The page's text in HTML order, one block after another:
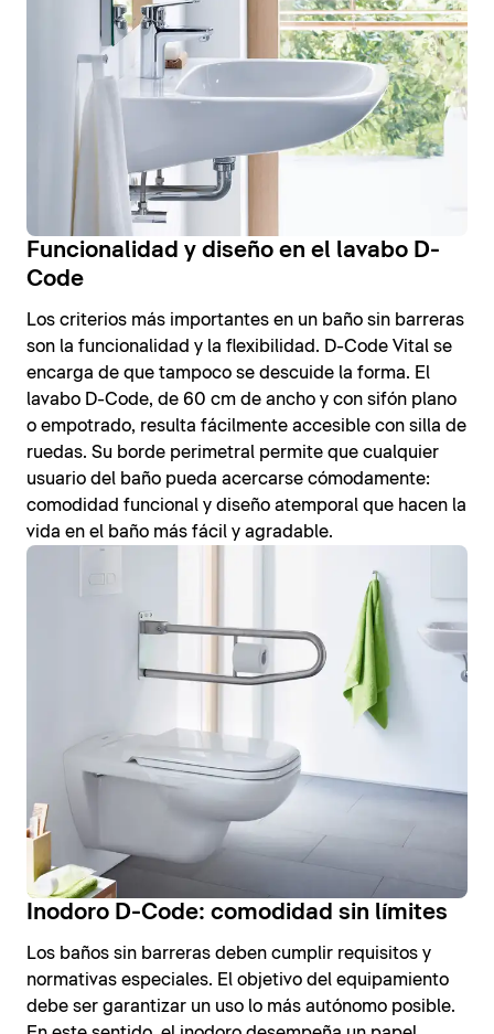
Funcionalidad y diseño en el lavabo D-
Code
Los criterios más importantes en un baño sin barreras
son la funcionalidad y la flexibilidad. D-Code Vital se
encarga de que tampoco se descuide la forma. El
lavabo D-Code, de 60 cm de ancho y con sifón plano
o empotrado, resulta fácilmente accesible con silla de
ruedas. Su borde perimetral permite que cualquier
usuario del baño pueda acercarse cómodamente:
comodidad funcional y diseño atemporal que hacen la
vida en el baño más fácil y agradable.
Inodoro D-Code: comodidad sin límites
Los baños sin barreras deben cumplir requisitos y
normativas especiales. El objetivo del equipamiento
debe ser garantizar un uso lo más autónomo posible.